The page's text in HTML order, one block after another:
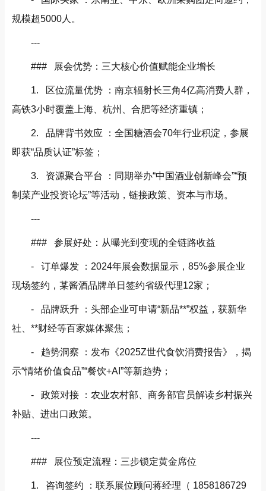
规模超5000人。
---
### 展会优势：三大核心价值赋能企业增长
1. 区位流量优势 ：南京辐射长三角4亿高消费人群，
高铁3小时覆盖上海、杭州、合肥等经济重镇；
2. 品牌背书效应 ：全国糖酒会70年行业积淀，参展
即获“品质认证”标签；
3. 资源聚合平台 ：同期举办“中国酒业创新峰会”“预
制菜产业投资论坛”等活动，链接政策、资本与市场。
---
### 参展好处：从曝光到变现的全链路收益
- 订单爆发 ：2024年展会数据显示，85%参展企业
现场签约，某酱酒品牌单日签约省级代理12家；
- 品牌跃升 ：头部企业可申请“新品**”权益，获新华
社、**财经等百家媒体聚焦；
- 趋势洞察 ：发布《2025Z世代食饮消费报告》，揭
示“情绪价值食品”“餐饮+AI”等新趋势；
- 政策对接 ：农业农村部、商务部官员解读乡村振兴
补贴、进出口政策。
---
### 展位预定流程：三步锁定黄金席位
1. 咨询签约 ：联系展位顾问蒋经理（ 1858186729